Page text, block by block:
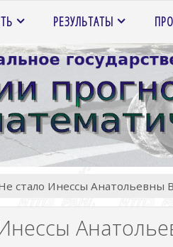
РЕЗУЛЬТАТЫ
стало Инессы Анатольевны